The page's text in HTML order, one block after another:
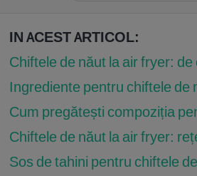
IN ACEST ARTICOL:
Chiftele de năut la air fryer:
Ingrediente pentru chiftele de
Cum pregătești compoziția
Chiftele de năut la air fryer:
Sos de tahini pentru chiftele